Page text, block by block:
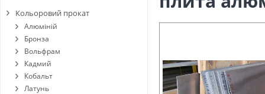
Кольоровий прокат
Алюміній
Бронза
Вольфрам
Кадмий
Кобальт
Латунь